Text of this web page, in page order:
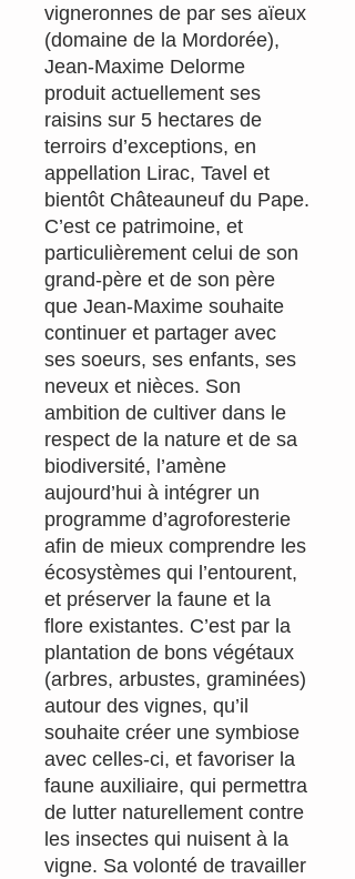
vigneronnes de par ses aïeux
(domaine de la Mordorée),
Jean-Maxime Delorme
produit actuellement ses
raisins sur 5 hectares de
terroirs d’exceptions, en
appellation Lirac, Tavel et
bientôt Châteauneuf du Pape.
C’est ce patrimoine, et
particulièrement celui de son
grand-père et de son père
que Jean-Maxime souhaite
continuer et partager avec
ses soeurs, ses enfants, ses
neveux et nièces. Son
ambition de cultiver dans le
respect de la nature et de sa
biodiversité, l’amène
aujourd’hui à intégrer un
programme d’agroforesterie
afin de mieux comprendre les
écosystèmes qui l’entourent,
et préserver la faune et la
flore existantes. C’est par la
plantation de bons végétaux
(arbres, arbustes, graminées)
autour des vignes, qu’il
souhaite créer une symbiose
avec celles-ci, et favoriser la
faune auxiliaire, qui permettra
de lutter naturellement contre
les insectes qui nuisent à la
vigne. Sa volonté de travailler